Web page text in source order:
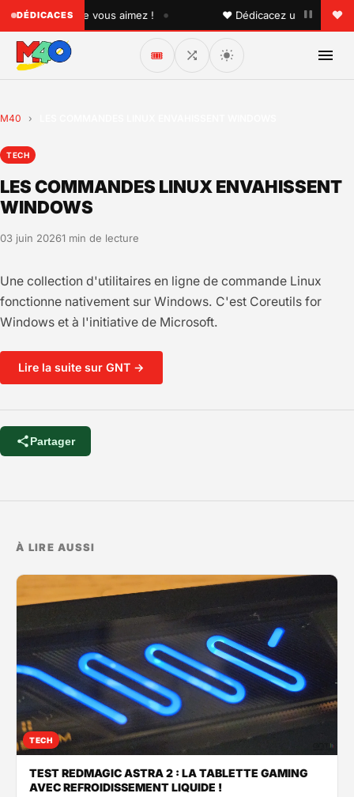
DÉDICACESque vous aimez ! • ♥ Dédicacez un titre à vos
🎟️
M40 ›
TECH
LES COMMANDES LINUX ENVAHISSENT
WINDOWS
03 juin 20261 min de lecture
Une collection d'utilitaires en ligne de commande Linux
fonctionne nativement sur Windows. C'est Coreutils for
Windows et à l'initiative de Microsoft.
Lire la suite sur GNT →
Partager
À LIRE AUSSI
TECH
TEST REDMAGIC ASTRA 2 : LA TABLETTE GAMING
AVEC REFROIDISSEMENT LIQUIDE !